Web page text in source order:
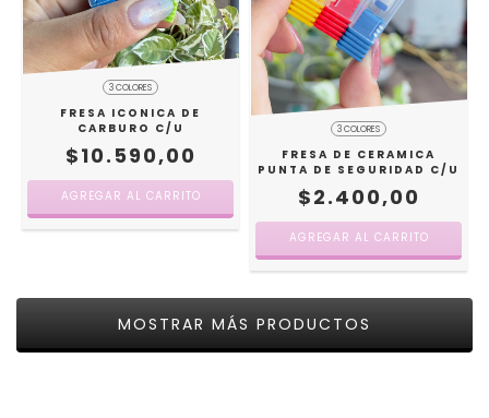
3 COLORES
FRESA ICONICA DE
CARBURO C/U
$10.590,00
AGREGAR AL CARRITO
3 COLORES
FRESA DE CERAMICA
PUNTA DE SEGURIDAD C/U
$2.400,00
AGREGAR AL CARRITO
MOSTRAR MÁS PRODUCTOS